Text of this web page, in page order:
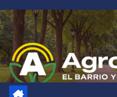
Saltar
al
contenido